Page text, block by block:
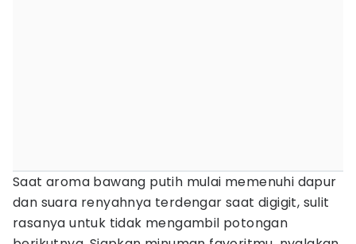
Saat aroma bawang putih mulai memenuhi dapur
dan suara renyahnya terdengar saat digigit, sulit
rasanya untuk tidak mengambil potongan